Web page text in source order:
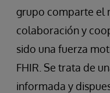
grupo comparte el
colaboración y
sido una fuerza
FHIR. Se trata de
informada y